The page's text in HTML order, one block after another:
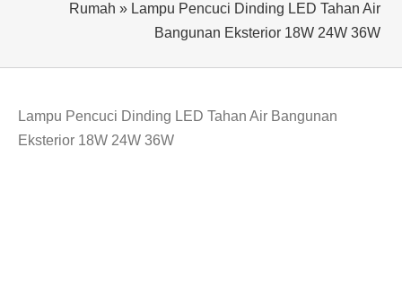
Rumah » Lampu Pencuci Dinding LED Tahan Air
Bangunan Eksterior 18W 24W 36W
Lampu Pencuci Dinding LED Tahan Air Bangunan
Eksterior 18W 24W 36W